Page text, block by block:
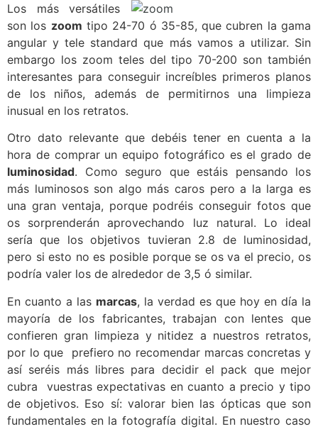
Los más versátiles
son los zoom tipo 24-70 ó 35-85, que cubren la gama
angular y tele standard que más vamos a utilizar. Sin
embargo los zoom teles del tipo 70-200 son también
interesantes para conseguir increíbles primeros planos
de los niños, además de permitirnos una limpieza
inusual en los retratos.
Otro dato relevante que debéis tener en cuenta a la
hora de comprar un equipo fotográfico es el grado de
luminosidad. Como seguro que estáis pensando los
más luminosos son algo más caros pero a la larga es
una gran ventaja, porque podréis conseguir fotos que
os sorprenderán aprovechando luz natural. Lo ideal
sería que los objetivos tuvieran 2.8 de luminosidad,
pero si esto no es posible porque se os va el precio, os
podría valer los de alrededor de 3,5 ó similar.
En cuanto a las marcas, la verdad es que hoy en día la
mayoría de los fabricantes, trabajan con lentes que
confieren gran limpieza y nitidez a nuestros retratos,
por lo que prefiero no recomendar marcas concretas y
así seréis más libres para decidir el pack que mejor
cubra vuestras expectativas en cuanto a precio y tipo
de objetivos. Eso sí: valorar bien las ópticas que son
fundamentales en la fotografía digital. En nuestro caso